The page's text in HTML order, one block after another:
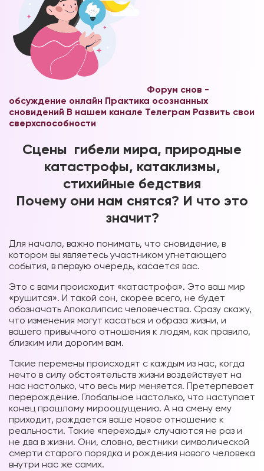
Форум снов -
обсуждение онлайн Практика осознанных
сновидений В нашем канале Телеграм Развить свои
сверхспособности
Сцены гибели мира, природные
катастрофы, катаклизмы,
стихийные бедствия
Почему они нам снятся? И что это
значит?
Для начала, важно понимать, что сновидение, в
котором вы являетесь участником угнетающего
события, в первую очередь, касается вас.
Это с вами происходит «катастрофа». Это ваш мир
«рушится». И такой сон, скорее всего, не будет
обозначать Апокалипсис человечества. Сразу скажу,
что изменения могут касаться и образа жизни, и
вашего привычного отношения к людям, как правило,
близким или дорогим вам.
Такие перемены происходят с каждым из нас, когда
нечто в силу обстоятельств жизни воздействует на
нас настолько, что весь мир меняется. Претерпевает
перерождение. Глобальное настолько, что наступает
конец прошлому мироощущению. А на смену ему
приходит, рождается ваше новое отношение к
реальности. Такие «переходы» случаются не раз и
не два в жизни. Они, словно, вестники символической
смерти старого порядка и рождения нового человека
внутри нас же самих.